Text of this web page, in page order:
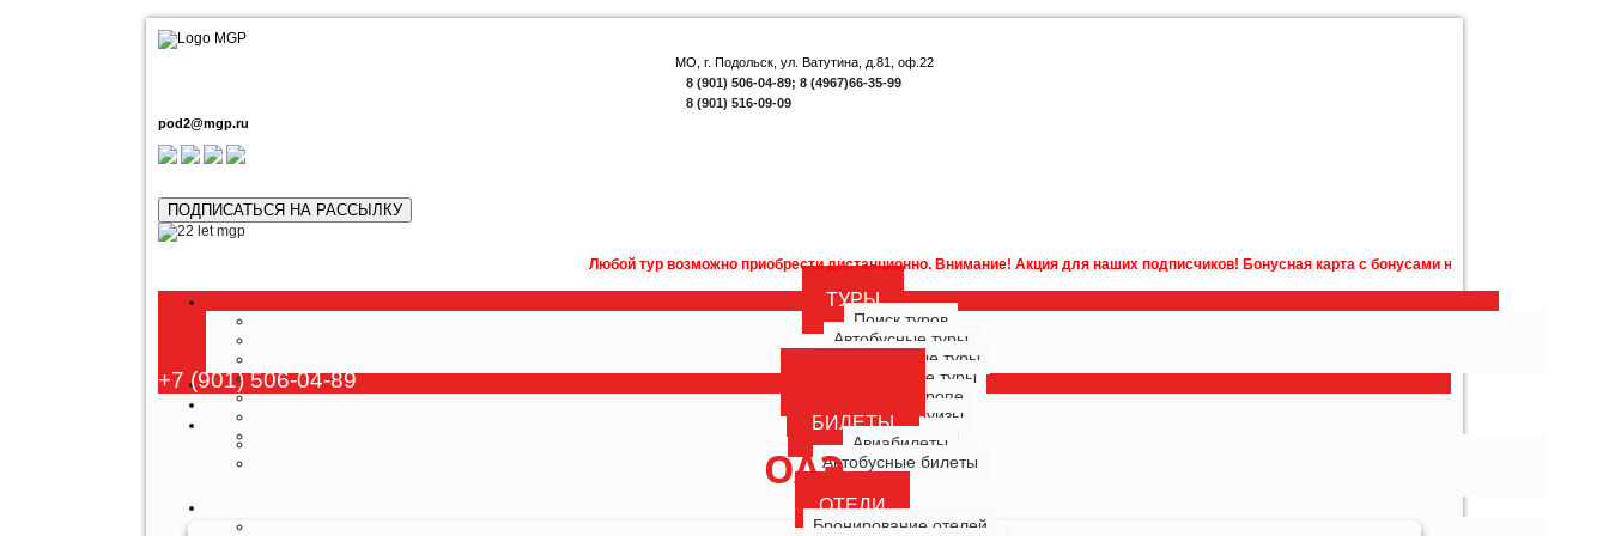
МО, г. Подольск, ул. Ватутина, д.81, оф.22
8 (901) 506-04-89; 8 (4967)66-35-99
8 (901) 516-09-09
pod2@mgp.ru
ПОДПИСАТЬСЯ НА РАССЫЛКУ
Любой тур возможно приобрести дистанционно. Внимание! Акция для наших подписчиков! Бонусная карта с бонусами на счету в подарок!
ТУРЫ
Поиск туров
Автобусные туры
Многодневные туры
Однодневные туры
Туры по Европе
Морские круизы
Речные круизы
БИЛЕТЫ
Авиабилеты
Автобусные билеты
ОТЕЛИ
Бронирование отелей
+7 (901) 506-04-89
ОАЭ